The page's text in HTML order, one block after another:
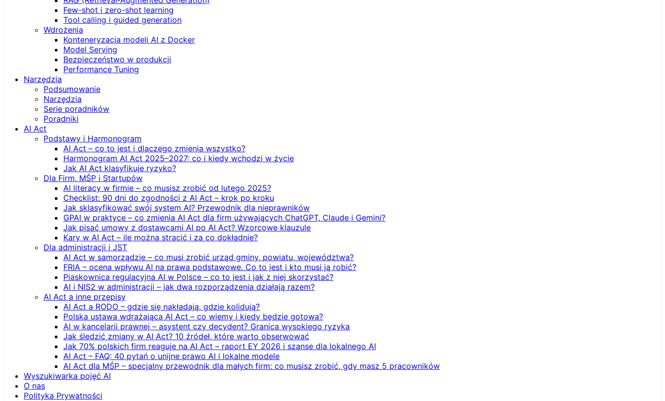
Few-shot i zero-shot learning
Tool calling i guided generation
Wdrożenia
Konteneryzacja modeli AI z Docker
Model Serving
Bezpieczeństwo w produkcji
Performance Tuning
Narzędzia
Podsumowanie
Narzędzia
Serie poradników
Poradniki
AI Act
Podstawy i Harmonogram
AI Act – co to jest i dlaczego zmienia wszystko?
Harmonogram AI Act 2025–2027: co i kiedy wchodzi w życie
Jak AI Act klasyfikuje ryzyko?
Dla Firm, MŚP i Startupów
AI literacy w firmie – co musisz zrobić od lutego 2025?
Checklist: 90 dni do zgodności z AI Act – krok po kroku
Jak sklasyfikować swój system AI? Przewodnik dla nieprawników
GPAI w praktyce – co zmienia AI Act dla firm używających ChatGPT, Claude i Gemini?
Jak pisać umowy z dostawcami AI po AI Act? Wzorcowe klauzule
Kary w AI Act – ile można stracić i za co dokładnie?
Dla administracji i JST
AI Act w samorządzie – co musi zrobić urząd gminy, powiatu, województwa?
FRIA – ocena wpływu AI na prawa podstawowe. Co to jest i kto musi ją robić?
Piaskownica regulacyjna AI w Polsce – co to jest i jak z niej skorzystać?
AI i NIS2 w administracji – jak dwa rozporządzenia działają razem?
AI Act a inne przepisy
AI Act a RODO – gdzie się nakładają, gdzie kolidują?
Polska ustawa wdrażająca AI Act – co wiemy i kiedy będzie gotowa?
AI w kancelarii prawnej – asystent czy decydent? Granica wysokiego ryzyka
Jak śledzić zmiany w AI Act? 10 źródeł, które warto obserwować
Jak 70% polskich firm reaguje na AI Act – raport EY 2026 i szanse dla lokalnego AI
AI Act – FAQ: 40 pytań o unijne prawo AI i lokalne modele
AI Act dla MŚP – specjalny przewodnik dla małych firm: co musisz zrobić, gdy masz 5 pracowników
Wyszukiwarka pojęć AI
O nas
Polityka Prywatności